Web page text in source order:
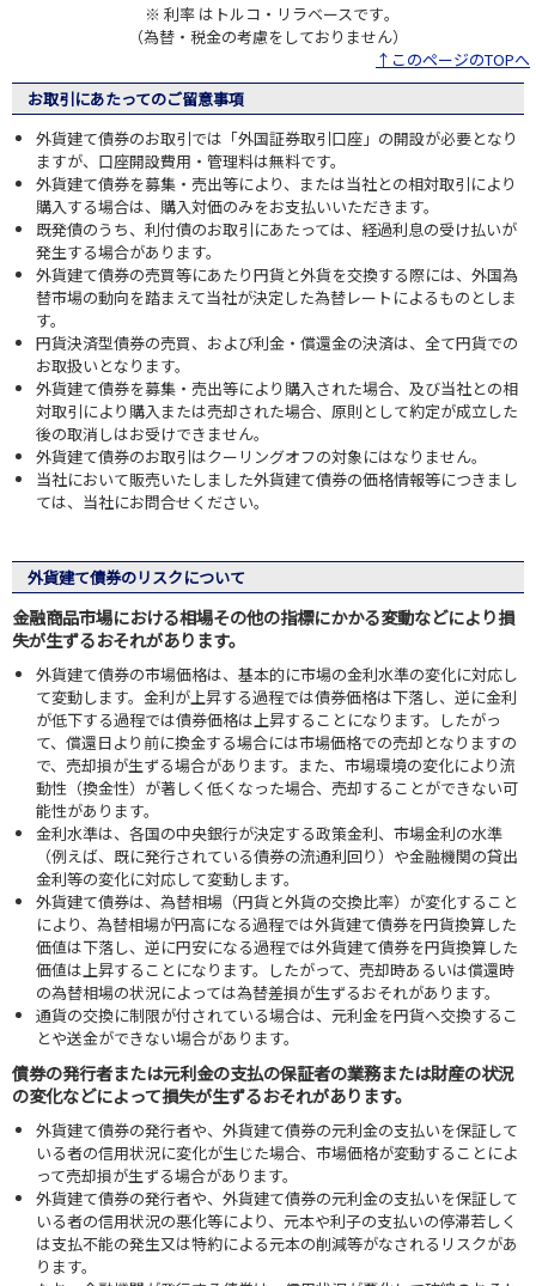
※ 利率 はトルコ・リラベースです｡
（為替・税金の考慮をしておりません）
↑このページのTOPへ
お取引にあたってのご留意事項
外貨建て債券のお取引では「外国証券取引口座」の開設が必要となり
ますが、口座開設費用・管理料は無料です。
外貨建て債券を募集・売出等により、または当社との相対取引により
購入する場合は、購入対価のみをお支払いいただきます。
既発債のうち、利付債のお取引にあたっては、経過利息の受け払いが
発生する場合があります。
外貨建て債券の売買等にあたり円貨と外貨を交換する際には、外国為
替市場の動向を踏まえて当社が決定した為替レートによるものとしま
す。
円貨決済型債券の売買、および利金・償還金の決済は、全て円貨での
お取扱いとなります。
外貨建て債券を募集・売出等により購入された場合、及び当社との相
対取引により購入または売却された場合、原則として約定が成立した
後の取消しはお受けできません。
外貨建て債券のお取引はクーリングオフの対象にはなりません。
当社において販売いたしました外貨建て債券の価格情報等につきまし
ては、当社にお問合せください。
外貨建て債券のリスクについて
金融商品市場における相場その他の指標にかかる変動などにより損
失が生ずるおそれがあります。
外貨建て債券の市場価格は、基本的に市場の金利水準の変化に対応し
て変動します。金利が上昇する過程では債券価格は下落し、逆に金利
が低下する過程では債券価格は上昇することになります。したがっ
て、償還日より前に換金する場合には市場価格での売却となりますの
で、売却損が生ずる場合があります。また、市場環境の変化により流
動性（換金性）が著しく低くなった場合、売却することができない可
能性があります。
金利水準は、各国の中央銀行が決定する政策金利、市場金利の水準
（例えば、既に発行されている債券の流通利回り）や金融機関の貸出
金利等の変化に対応して変動します。
外貨建て債券は、為替相場（円貨と外貨の交換比率）が変化すること
により、為替相場が円高になる過程では外貨建て債券を円貨換算した
価値は下落し、逆に円安になる過程では外貨建て債券を円貨換算した
価値は上昇することになります。したがって、売却時あるいは償還時
の為替相場の状況によっては為替差損が生ずるおそれがあります。
通貨の交換に制限が付されている場合は、元利金を円貨へ交換するこ
とや送金ができない場合があります。
債券の発行者または元利金の支払の保証者の業務または財産の状況
の変化などによって損失が生ずるおそれがあります。
外貨建て債券の発行者や、外貨建て債券の元利金の支払いを保証して
いる者の信用状況に変化が生じた場合、市場価格が変動することによ
って売却損が生ずる場合があります。
外貨建て債券の発行者や、外貨建て債券の元利金の支払いを保証して
いる者の信用状況の悪化等により、元本や利子の支払いの停滞若しく
は支払不能の発生又は特約による元本の削減等がなされるリスクがあ
ります。